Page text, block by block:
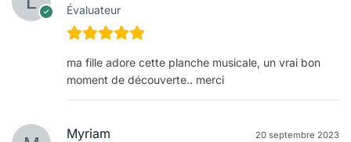
Évaluateur
ma fille adore cette planche musicale, un vrai bon
moment de découverte.. merci
Myriam 20 septembre 2023